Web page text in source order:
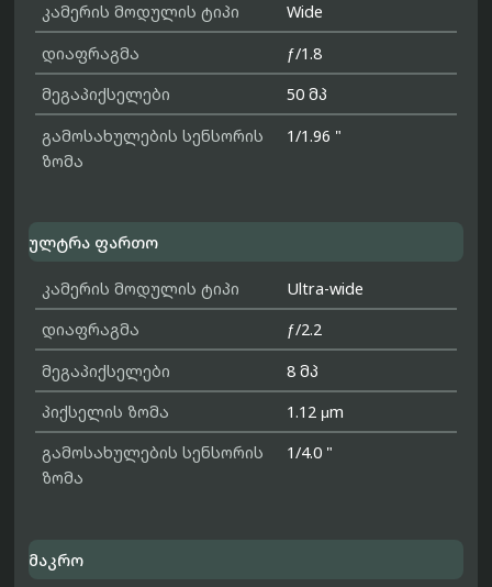
კამერის მოდულის ტიპი
Wide
დიაფრაგმა
ƒ/1.8
მეგაპიქსელები
50 მპ
გამოსახულების სენსორის
ზომა
1/1.96 "
ულტრა ფართო
კამერის მოდულის ტიპი
Ultra-wide
დიაფრაგმა
ƒ/2.2
მეგაპიქსელები
8 მპ
პიქსელის ზომა
1.12 μm
გამოსახულების სენსორის
ზომა
1/4.0 "
მაკრო